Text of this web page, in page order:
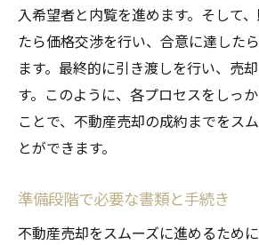
入希望者と内覧を進めます。そして
たら価格交渉を行い、合意に達した
ます。最終的に引き渡しを行い、売
す。このように、各プロセスをしっ
ことで、不動産売却の成約までをス
とができます。
準備段階で必要な書類と手続き
不動産売却をスムーズに進めるため